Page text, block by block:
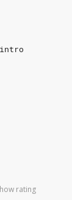
rating